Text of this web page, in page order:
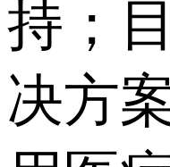
持；
决方